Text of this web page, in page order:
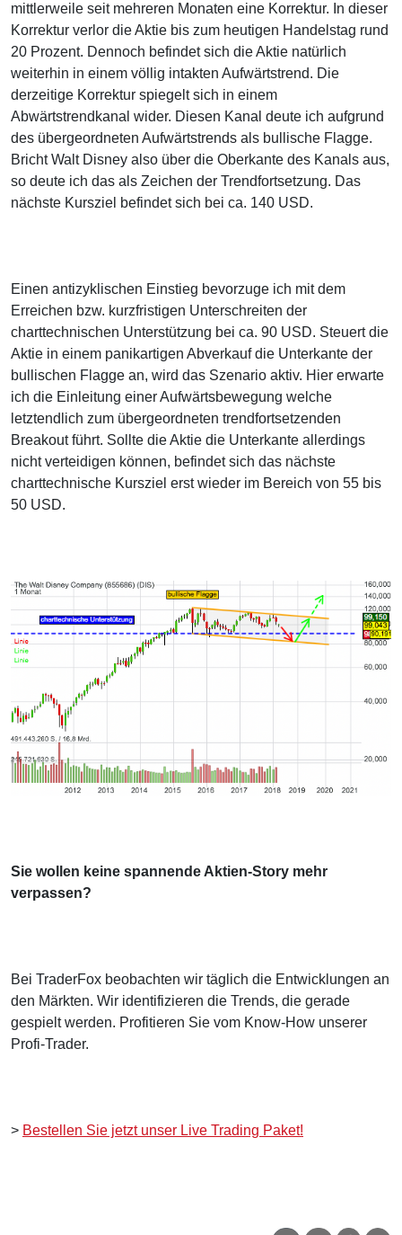
mittlerweile seit mehreren Monaten eine Korrektur. In dieser
Korrektur verlor die Aktie bis zum heutigen Handelstag rund
20 Prozent. Dennoch befindet sich die Aktie natürlich
weiterhin in einem völlig intakten Aufwärtstrend. Die
derzeitige Korrektur spiegelt sich in einem
Abwärtstrendkanal wider. Diesen Kanal deute ich aufgrund
des übergeordneten Aufwärtstrends als bullische Flagge.
Bricht Walt Disney also über die Oberkante des Kanals aus,
so deute ich das als Zeichen der Trendfortsetzung. Das
nächste Kursziel befindet sich bei ca. 140 USD.
Einen antizyklischen Einstieg bevorzuge ich mit dem
Erreichen bzw. kurzfristigen Unterschreiten der
charttechnischen Unterstützung bei ca. 90 USD. Steuert die
Aktie in einem panikartigen Abverkauf die Unterkante der
bullischen Flagge an, wird das Szenario aktiv. Hier erwarte
ich die Einleitung einer Aufwärtsbewegung welche
letztendlich zum übergeordneten trendfortsetzenden
Breakout führt. Sollte die Aktie die Unterkante allerdings
nicht verteidigen können, befindet sich das nächste
charttechnische Kursziel erst wieder im Bereich von 55 bis
50 USD.
Sie wollen keine spannende Aktien-Story mehr
verpassen?
Bei TraderFox beobachten wir täglich die Entwicklungen an
den Märkten. Wir identifizieren die Trends, die gerade
gespielt werden. Profitieren Sie vom Know-How unserer
Profi-Trader.
> Bestellen Sie jetzt unser Live Trading Paket!